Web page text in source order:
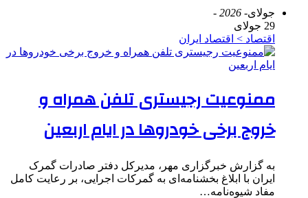
جولای- 2026 -
29 جولای
اقتصاد > اقتصاد ایران
ممنوعیت رجیستری تلفن همراه و
خروج برخی خودروها در ایام اربعین
به گزارش خبرگزاری مهر، مدیرکل دفتر صادرات گمرک
ایران با ابلاغ بخشنامه‌ای به گمرکات اجرایی، بر رعایت کامل
مفاد شیوه‌نامه…